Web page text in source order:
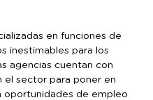
en funciones de
inestimables para los
agencias cuentan con
el sector para poner en
de empleo